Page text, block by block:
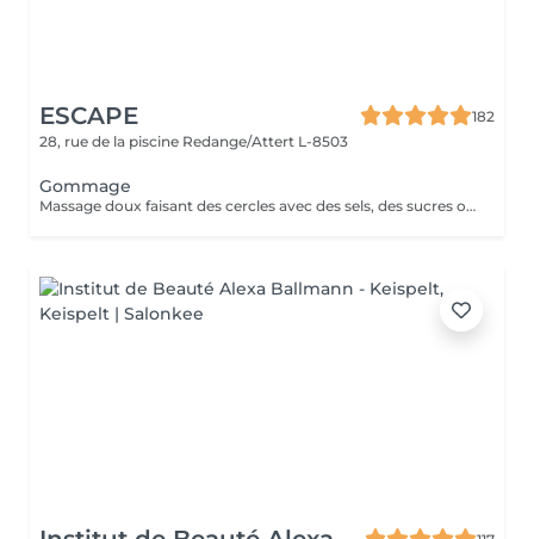
ESCAPE
182
28, rue de la piscine Redange/Attert L-8503
Gommage
Massage doux faisant des cercles avec des sels, des sucres ou des argiles et des huiles essentielles. Parfait pour combiner avec Sauna, Hamman ou un de nos Massages.